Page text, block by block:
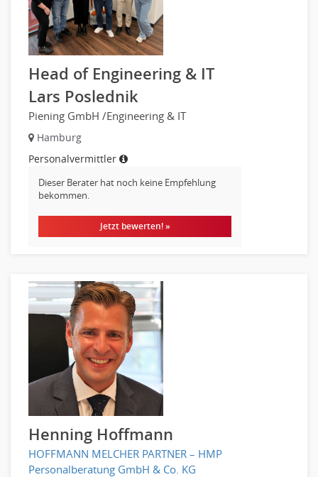
Verkauf (Handel)
Head of Engineering & IT
Lars Poslednik
Piening GmbH /Engineering & IT
Hamburg
Personalvermittler
Dieser Berater hat noch keine Empfehlung
bekommen.
Jetzt bewerten! »
Henning Hoffmann
HOFFMANN MELCHER PARTNER – HMP
Personalberatung GmbH & Co. KG